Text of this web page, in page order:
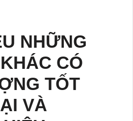
NHỮNG
CÓ
TỐT
VÀ